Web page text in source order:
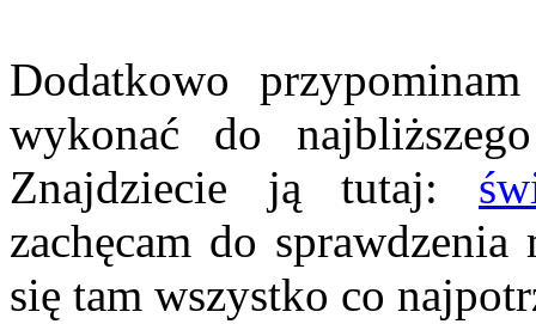
Dodatkowo
wykonać do
Znajdziecie ją tutaj:
zachęcam do
się tam wszystko co